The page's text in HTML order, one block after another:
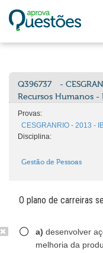
Q396737
-
Recursos Humanos -
Provas:
CESGRANRIO - 2013 -
Disciplina:
Gestão de Pessoas
O plano de carreiras
a) desenvolver
melhoria da